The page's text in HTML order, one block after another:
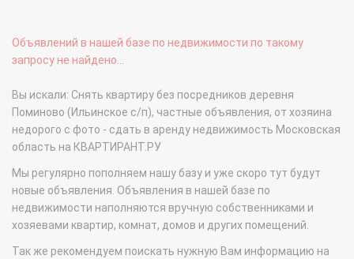
Объявлений в нашей базе по недвижимости по такому
запросу не найдено...
Вы искали: Снять квартиру без посредников деревня
Поминово (Ильинское с/п), частные объявления, от хозяина
недорого с фото - сдать в аренду недвижимость Московская
область на КВАРТИРАНТ.РУ
Мы регулярно пополняем нашу базу и уже скоро тут будут
новые объявления. Объявления в нашей базе по
недвижимости наполняются вручную собственниками и
хозяевами квартир, комнат, домов и других помещений.
Так же рекомендуем поискать нужную Вам информацию на